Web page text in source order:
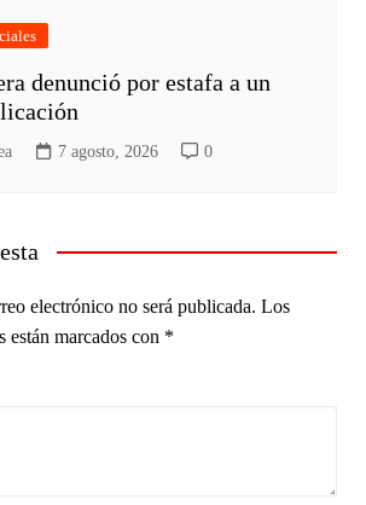
denunció por estafa a un
7 agosto, 2026 0
electrónico no será publicada. Los
están marcados con *